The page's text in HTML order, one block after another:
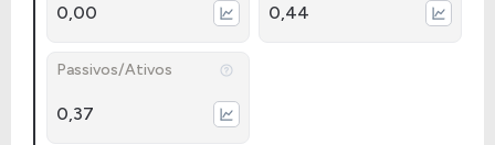
0,00 0,44
Passivos/Ativos
0,37